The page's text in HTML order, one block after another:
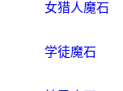
女猎人魔石
学徒魔石